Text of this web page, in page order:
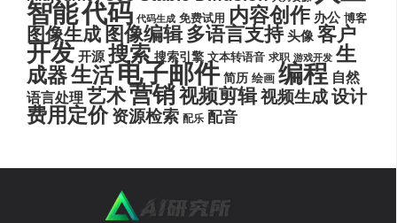
智能代码 代码生成 免费试用 内容创作 办公 博客
图像生成 图像编辑 多语言支持 头像 客户
开发 开源 搜索 搜索引擎 文本转语音 求职 游戏开发 生
成器生活电子邮件 简历 绘画 编程 自然
语言处理 艺术营销视频剪辑视频生成设计
费用定价 资源检索 配乐 配音